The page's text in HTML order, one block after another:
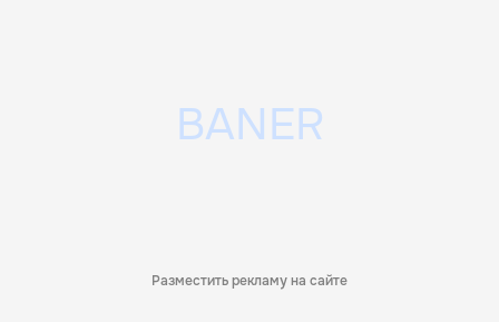
Разместить рекламу на сайте